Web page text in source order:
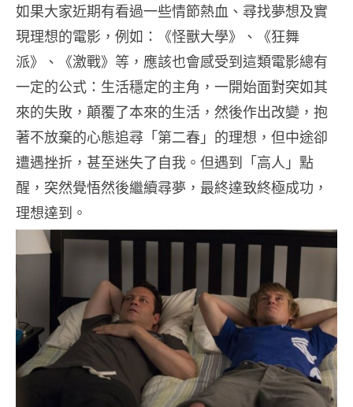
如果大家近期有看過一些情節熱血、尋找夢想及實
現理想的電影，例如：《怪獸大學》、《狂舞
派》、《激戰》等，應該也會感受到這類電影總有
一定的公式：生活穩定的主角，一開始面對突如其
來的失敗，顛覆了本來的生活，然後作出改變，抱
著不放棄的心態追尋「第二春」的理想，但中途卻
遭遇挫折，甚至迷失了自我。但遇到「高人」點
醒，突然覺悟然後繼續尋夢，最終達致終極成功，
理想達到。